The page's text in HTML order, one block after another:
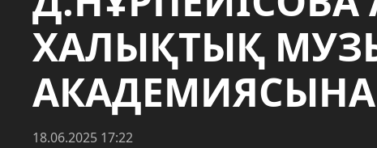
ХАЛЫҚТЫҚ
18.06.2025 17:22